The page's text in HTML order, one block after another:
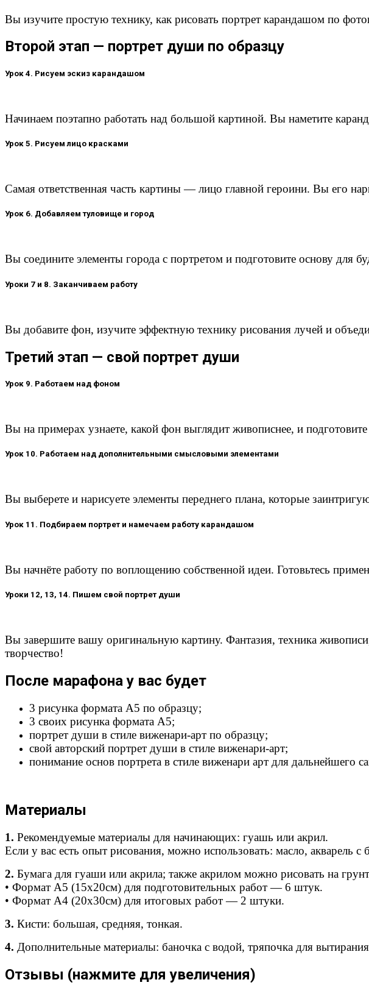
Вы изучите простую технику, как рисовать портрет карандашом по
Второй этап — портрет души по образцу
Урок 4. Рисуем эскиз карандашом
Начинаем поэтапно работать над большой картиной. Вы наметите
Урок 5. Рисуем лицо красками
Самая ответственная часть картины — лицо главной героини. Вы его
Урок 6. Добавляем туловище и город
Вы соедините элементы города с портретом и подготовите основу для
Уроки 7 и 8. Заканчиваем работу
Вы добавите фон, изучите эффектную технику рисования лучей и
Третий этап — свой портрет души
Урок 9. Работаем над фоном
Вы на примерах узнаете, какой фон выглядит живописнее, и
Урок 10. Работаем над дополнительными смысловыми элементами
Вы выберете и нарисуете элементы переднего плана, которые
Урок 11. Подбираем портрет и намечаем работу карандашом
Вы начнёте работу по воплощению собственной идеи. Готовьтесь
Уроки 12, 13, 14. Пишем свой портрет души
Вы завершите вашу оригинальную картину. Фантазия, техника
творчество!
После марафона у вас будет
3 рисунка формата А5 по образцу;
3 своих рисунка формата А5;
портрет души в стиле виженари-арт по образцу;
свой авторский портрет души в стиле виженари-арт;
понимание основ портрета в стиле виженари арт для дальнейшего
Материалы
1. Рекомендуемые материалы для начинающих: гуашь или акрил.
Если у вас есть опыт рисования, можно использовать: масло, акварель с
2. Бумага для гуаши или акрила; также акрилом можно рисовать на
• Формат А5 (15х20см) для подготовительных работ — 6 штук.
• Формат А4 (20х30см) для итоговых работ — 2 штуки.
3. Кисти: большая, средняя, тонкая.
4. Дополнительные материалы: баночка с водой, тряпочка для
Отзывы (нажмите для увеличения)